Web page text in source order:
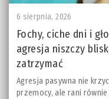
6 sierpnia, 2026
Fochy, ciche dni i
agresja niszczy
zatrzymać
Agresja pasywna nie
przemocy, ale rani